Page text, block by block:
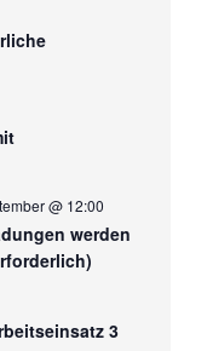
@ 12:00
werden
3